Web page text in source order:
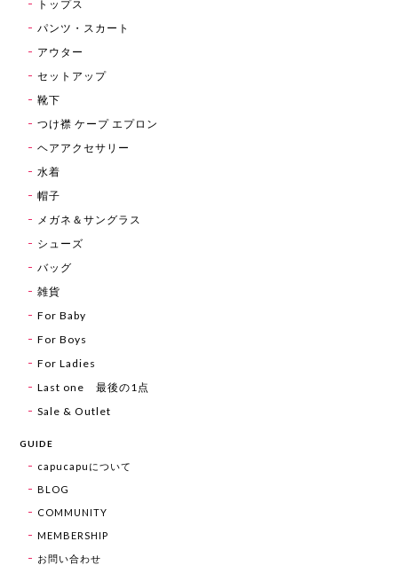
トップス
パンツ・スカート
アウター
セットアップ
靴下
つけ襟 ケープ エプロン
ヘアアクセサリー
水着
帽子
メガネ＆サングラス
シューズ
バッグ
雑貨
For Baby
For Boys
For Ladies
Last one 最後の1点
Sale & Outlet
GUIDE
capucapuについて
BLOG
COMMUNITY
MEMBERSHIP
お問い合わせ